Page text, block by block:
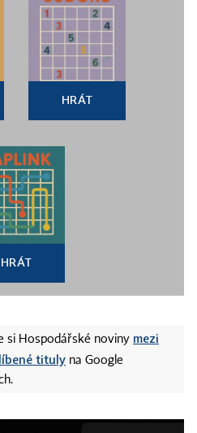
HRÁT
HRÁT
si Hospodářské noviny mezi
tituly na Google